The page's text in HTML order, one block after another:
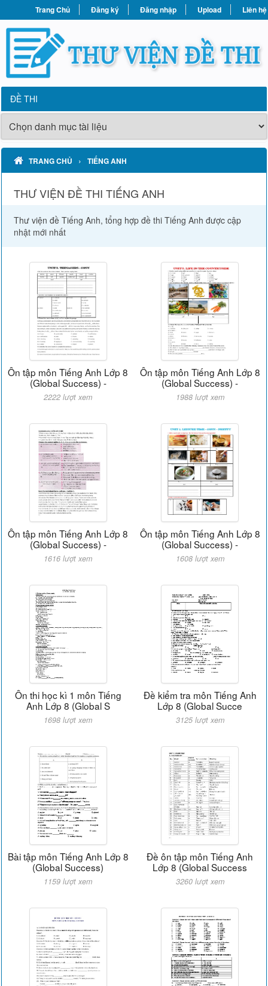
Trang Chủ Đăng ký Đăng nhập Upload Liên hệ
ĐỀ THI
TRANG CHỦ › TIẾNG ANH
THƯ VIỆN ĐỀ THI TIẾNG ANH
Thư viện đề Tiếng Anh, tổng hợp đề thi Tiếng Anh được cập
nhật mới nhất
Ôn tập môn Tiếng Anh Lớp 8
(Global Success) -
2222 lượt xem
Ôn tập môn Tiếng Anh Lớp 8
(Global Success) -
1988 lượt xem
Ôn tập môn Tiếng Anh Lớp 8
(Global Success) -
1616 lượt xem
Ôn tập môn Tiếng Anh Lớp 8
(Global Success) -
1608 lượt xem
Ôn thi học kì 1 môn Tiếng
Anh Lớp 8 (Global S
1698 lượt xem
Đề kiểm tra môn Tiếng Anh
Lớp 8 (Global Succe
3125 lượt xem
Bài tập môn Tiếng Anh Lớp 8
(Global Success)
1159 lượt xem
Đề ôn tập môn Tiếng Anh
Lớp 8 (Global Success
3260 lượt xem